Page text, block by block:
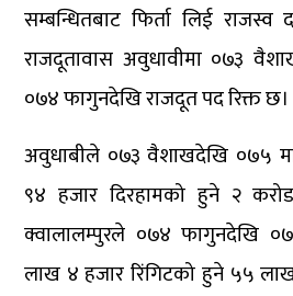
सम्बन्धितबाट फिर्ता लिई राजस्व
राजदूतावास अवुधावीमा ०७३
०७४ फागुनदेखि राजदूत पद रिक्त छ।
अवुधाबीले ०७३ वैशाखदेखि ०७५
९४ हजार दिरहामको हुने २
क्वालालम्पुरले ०७४ फागुनदेखि
लाख ४ हजार रिंगिटको हुने ५५